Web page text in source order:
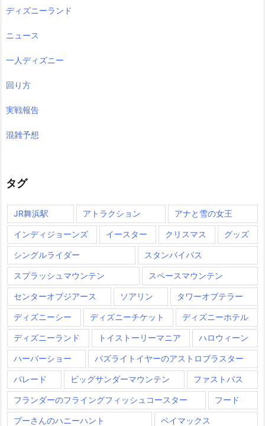
ディズニーランド
ニュース
一人ディズニー
回り方
実戦報告
混雑予想
タグ
JR舞浜駅 アトラクション アナと雪の女王
インディジョーンズ イースター クリスマス グッズ
シングルライダー スタンバイパス
スプラッシュマウンテン スペースマウンテン
センターオブジアース ソアリン タワーオブテラー
ディズニーシー ディズニーチケット ディズニーホテル
ディズニーランド トイストーリーマニア ハロウィーン
ハーバーショー バズライトイヤーのアストロブラスター
パレード ビッグサンダーマウンテン ファストパス
フランダーのフライングフィッシュコースター フード
プーさんのハニーハント ベイマックス